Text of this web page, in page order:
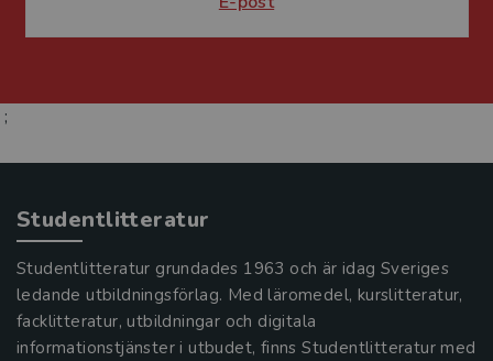
;
Studentlitteratur
Studentlitteratur grundades 1963 och är idag Sveriges
ledande utbildningsförlag. Med läromedel, kurslitteratur,
facklitteratur, utbildningar och digitala
informationstjänster i utbudet, finns Studentlitteratur med